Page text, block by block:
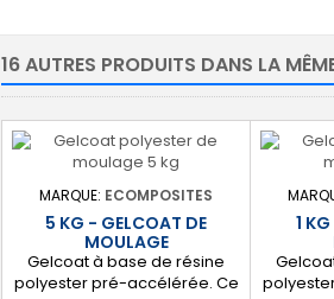
16 AUTRES PRODUITS DANS LA
MARQUE: ECOMPOSITES
5 KG - GELCOAT DE
MOULAGE
Gelcoat à base de résine
polyester pré-accélérée. Ce
1